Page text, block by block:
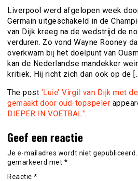
Liverpool werd afgelopen week
Germain uitgeschakeld in de
van Dijk kreeg na de wedstrijd de
verduren. Zo vond Wayne Rooney
overkwam bij het doelpunt van
kan de Nederlandse mandekker
kritiek. Hij richt zich dan ook op de
The post ‘Luie’ Virgil van Dijk met
gemaakt door oud-topspeler
DIEPER IN VOETBAL".
Geef een reactie
Je e-mailadres wordt niet gepubliceerd.
gemarkeerd met *
Reactie *